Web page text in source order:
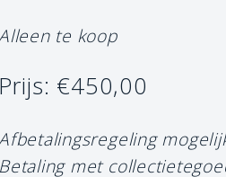
te koop
Prijs: €450,00
Betaling met